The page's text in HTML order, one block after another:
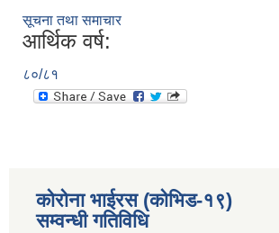
सूचना तथा समाचार
आर्थिक वर्ष:
८०/८१
कोरोना भाईरस (कोभिड-१९)
सम्वन्धी गतिविधि